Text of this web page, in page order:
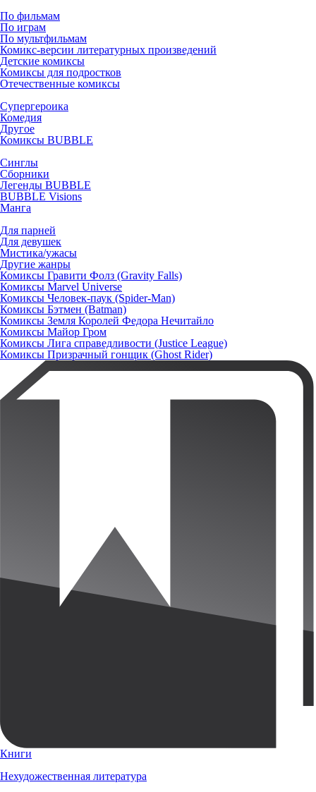
По фильмам
По играм
По мультфильмам
Комикс-версии литературных произведений
Детские комиксы
Комиксы для подростков
Отечественные комиксы
Супергероика
Комедия
Другое
Комиксы BUBBLE
Синглы
Сборники
Легенды BUBBLE
BUBBLE Visions
Манга
Для парней
Для девушек
Мистика/ужасы
Другие жанры
Комиксы Гравити Фолз (Gravity Falls)
Комиксы Marvel Universe
Комиксы Человек-паук (Spider-Man)
Комиксы Бэтмен (Batman)
Комиксы Земля Королей Федора Нечитайло
Комиксы Майор Гром
Комиксы Лига справедливости (Justice League)
Комиксы Призрачный гонщик (Ghost Rider)
Книги
Нехудожественная литература